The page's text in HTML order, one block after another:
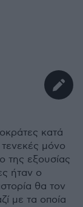
κατά
μόνο
της εξουσίας
ήταν ο
θα τον
με τα οποία